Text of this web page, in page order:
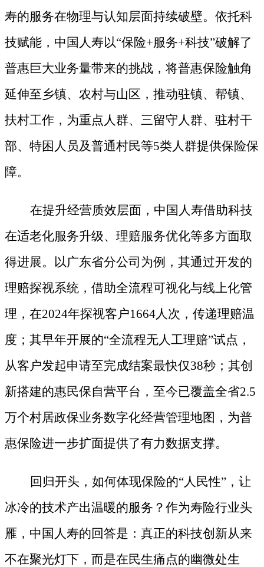
寿的服务在物理与认知层面持续破壁。依托科
技赋能，中国人寿以“保险+服务+科技”破解了
普惠巨大业务量带来的挑战，将普惠保险触角
延伸至乡镇、农村与山区，推动驻镇、帮镇、
扶村工作，为重点人群、三留守人群、驻村干
部、特困人员及普通村民等5类人群提供保险保
障。
在提升经营质效层面，中国人寿借助科技
在适老化服务升级、理赔服务优化等多方面取
得进展。以广东省分公司为例，其通过开发的
理赔探视系统，借助全流程可视化与线上化管
理，在2024年探视客户1664人次，传递理赔温
度；其早年开展的“全流程无人工理赔”试点，
从客户发起申请至完成结案最快仅38秒；其创
新搭建的惠民保自营平台，至今已覆盖全省2.5
万个村居政保业务数字化经营管理地图，为普
惠保险进一步扩面提供了有力数据支撑。
回归开头，如何体现保险的“人民性”，让
冰冷的技术产出温暖的服务？作为寿险行业头
雁，中国人寿的回答是：真正的科技创新从来
不在聚光灯下，而是在民生痛点的幽微处生